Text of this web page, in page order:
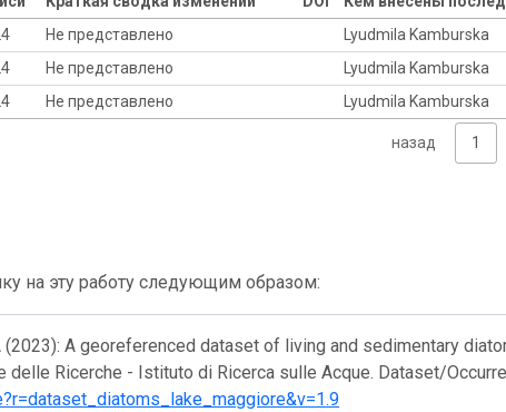
Не представлено
Lyudmila Kamburska
Не представлено
Lyudmila Kamburska
Не представлено Lyudmila Kamburska
назад 1
на эту работу следующим образом:
A georeferenced dataset of living and sedimentary
delle Ricerche - Istituto di Ricerca sulle Acque. Dataset/